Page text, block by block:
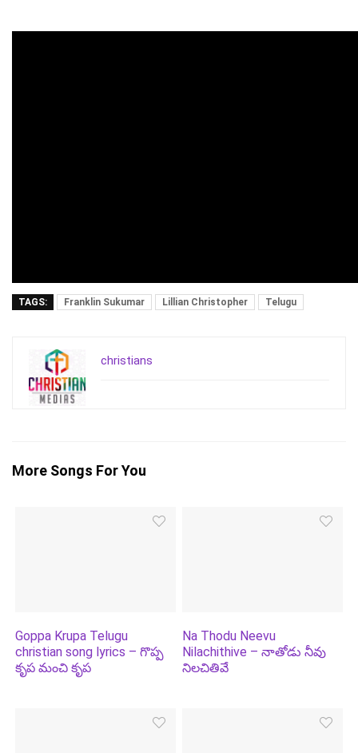
TAGS: Franklin Sukumar Lillian Christopher Telugu
christians
More Songs For You
Goppa Krupa Telugu
christian song lyrics – గొప్ప
కృప మంచి కృప
Na Thodu Neevu
Nilachithive – నాతోడు నీవు
నిలచితివే